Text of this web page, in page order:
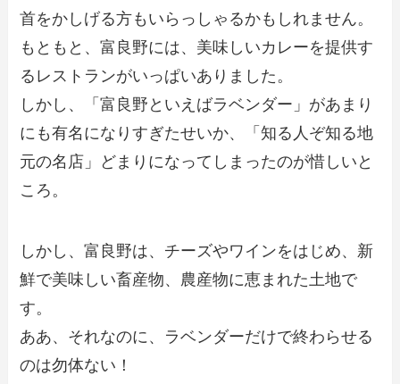
首をかしげる方もいらっしゃるかもしれません。
もともと、富良野には、美味しいカレーを提供す
るレストランがいっぱいありました。
しかし、「富良野といえばラベンダー」があまり
にも有名になりすぎたせいか、「知る人ぞ知る地
元の名店」どまりになってしまったのが惜しいと
ころ。
しかし、富良野は、チーズやワインをはじめ、新
鮮で美味しい畜産物、農産物に恵まれた土地で
す。
ああ、それなのに、ラベンダーだけで終わらせる
のは勿体ない！